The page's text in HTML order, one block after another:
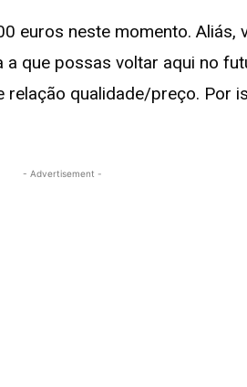
euros neste momento. Aliás,
que possas voltar aqui no
qualidade/preço. Por
- Advertisement -